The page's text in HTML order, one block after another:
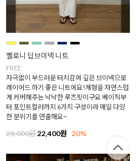
멜로니 딥브이넥 니트
FREE
자극없이 부드러운 터치감에 깊은 브이넥으로
레이어드 하기 좋은 니트에요!체형을 자연스럽
게 커버해주는 낙낙한 루즈핏이구요 베이직부
터 포인트컬러까지 6가지 구성이라 매일 다양
한 분위기를 연출해요~
28,000원 22,400원 20%